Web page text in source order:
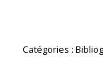
Catégories :